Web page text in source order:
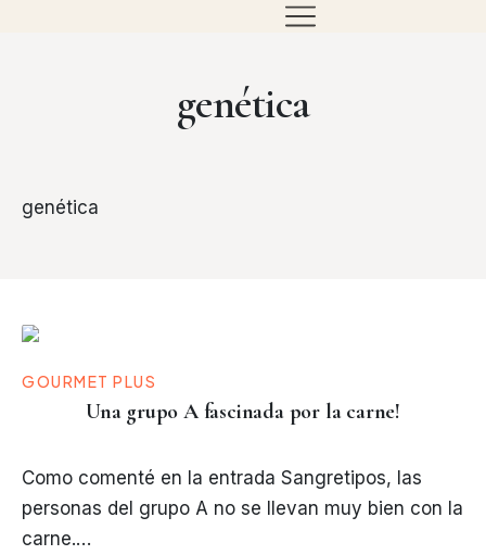
genética
genética
GOURMET PLUS
Una grupo A fascinada por la carne!
Como comenté en la entrada Sangretipos, las
personas del grupo A no se llevan muy bien con la
carne.…